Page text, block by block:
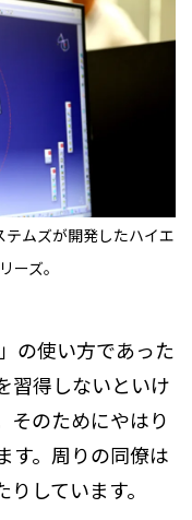
ムズが開発したハイエ
ーズ。
の使い方であった
習得しないといけ
そのためにやはり
す。周りの同僚は
しています。